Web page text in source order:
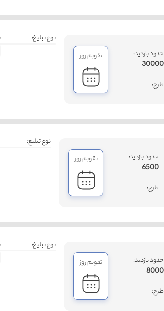
نوع تبلیغ:
حدود بازدید:
30000
طرح:
تقویم روز
نوع تبلیغ:
حدود بازدید:
6500
طرح:
تقویم روز
نوع تبلیغ:
حدود بازدید:
8000
طرح:
تقویم روز